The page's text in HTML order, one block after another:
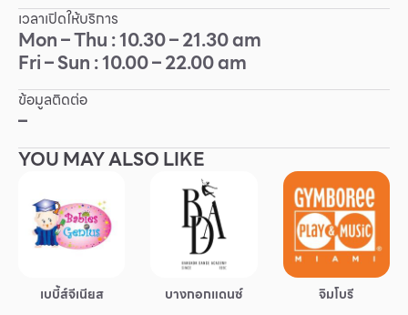
Mobile
Other
Service
Superstores
กิจกรรมและโปรโมชั่น
เวลาเปิดให้บริการ
Mon – Thu : 10.30 – 21.30 am
Fri – Sun : 10.00 – 22.00 am
ข้อมูลติดต่อ
–
YOU MAY ALSO LIKE
เบบี้ส์จีเนียส บางกอกแดนซ์ จิมโบรี